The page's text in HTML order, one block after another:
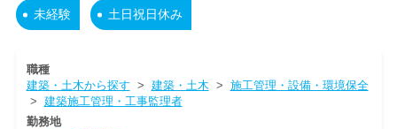
未経験 土日祝日休み
職種
建築・土木から探す > 建築・土木 > 施工管理・設備・環境保全
> 建築施工管理・工事監理者
勤務地